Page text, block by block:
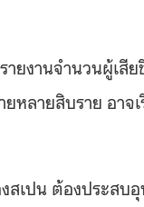
ยงานจำนวนผู้เสีย
ลายสิบราย อาจเ
เปน ต้องประสบ